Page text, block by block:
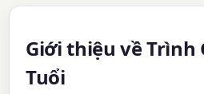
Giới thiệu về Trình
Tuổi